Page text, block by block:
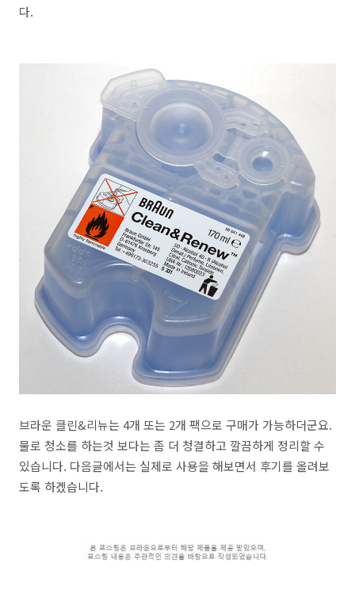
다.
브라운 클린&리뉴는 4개 또는 2개 팩으로 구매가 가능하더군요.
물로 청소를 하는것 보다는 좀 더 청결하고 깔끔하게 정리할 수
있습니다. 다음글에서는 실제로 사용을 해보면서 후기를 올려보
도록 하겠습니다.